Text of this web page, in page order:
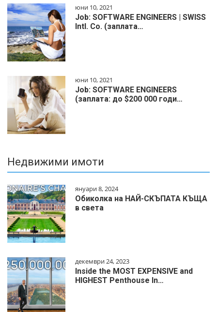
юни 10, 2021
Job: SOFTWARE ENGINEERS | SWISS
Intl. Co. (заплата…
юни 10, 2021
Job: SOFTWARE ENGINEERS
(заплата: до $200 000 годи…
Недвижими имоти
януари 8, 2024
Обиколка на НАЙ-СКЪПАТА КЪЩА
в света
декември 24, 2023
Inside the MOST EXPENSIVE and
HIGHEST Penthouse In…